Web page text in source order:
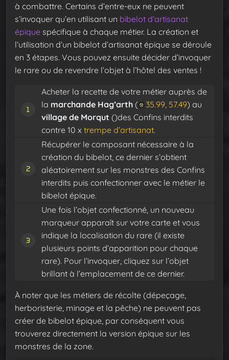
à combattre. Certains d’entre-eux ne peuvent
s’invoquer qu’en utilisant un bibelot d’artisanat
épique spécifique à chaque métier. La création et
l’utilisation d’un bibelot d’artisanat épique se déroule
en 3 étapes. Vous pouvez ensuite décider d’invoquer
le rare ou de revendre l’objet à l’hôtel des ventes !
Acheter la recette de votre métier auprès de
la marchande Hag’arth ( 35.99, 57.49) au
village de Morqut ()des Confins interdits
contre 10 x trempe d’artisanat.
Récupérer le composant nécessaire à la
création du bibelot, ce dernier s’obtient
aléatoirement sur les monstres des Confins
interdits puis confectionner avec le métier le
bibelot épique.
Une fois l’objet confectionné, un nouveau
marqueur apparaît sur votre carte et vous
indique la localisation du rare (il existe
plusieurs points d’apparition pour chaque
rare). Pour l’invoquer, cliquez sur l’objet
brillant à l’emplacement de ce dernier.
À noter que les métiers de récolte (dépeçage,
herboristerie, minage et la pêche) ne peuvent pas
créer de bibelot épique, par conséquent vous
trouverez directement la version épique sur les
monstres de la zone.